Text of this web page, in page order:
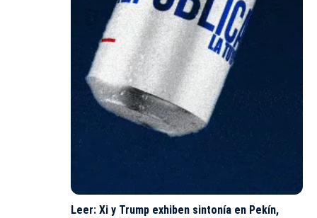
Leer: Xi y Trump exhiben sintonía en Pekín,